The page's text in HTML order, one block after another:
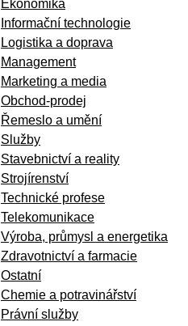
Ekonomika
Informační technologie
Logistika a doprava
Management
Marketing a media
Obchod-prodej
Řemeslo a umění
Služby
Stavebnictví a reality
Strojírenství
Technické profese
Telekomunikace
Výroba, průmysl a energetika
Zdravotnictví a farmacie
Ostatní
Chemie a potravinářství
Právní služby